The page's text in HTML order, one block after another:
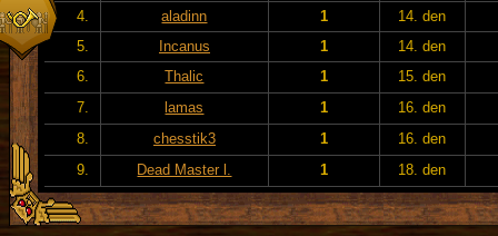
4.
aladinn 1
14. den
5.
Incanus 1
14. den
6.
Thalic 1
15. den
7.
lamas 1
16. den
8.
chesstik3 1
16. den
9.
Dead Master l. 1 18. den